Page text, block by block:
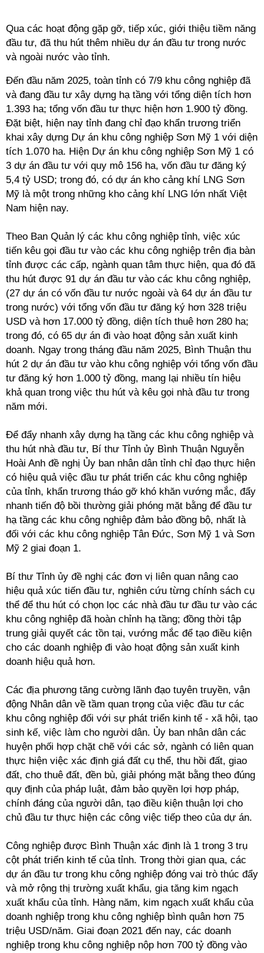
Qua các hoạt động gặp gỡ, tiếp xúc, giới thiệu tiềm năng
đầu tư, đã thu hút thêm nhiều dự án đầu tư trong nước
và ngoài nước vào tỉnh.
Đến đầu năm 2025, toàn tỉnh có 7/9 khu công nghiệp đã
và đang đầu tư xây dựng hạ tầng với tổng diện tích hơn
1.393 ha; tổng vốn đầu tư thực hiện hơn 1.900 tỷ đồng.
Đặt biệt, hiện nay tỉnh đang chỉ đạo khẩn trương triển
khai xây dựng Dự án khu công nghiệp Sơn Mỹ 1 với diện
tích 1.070 ha. Hiện Dự án khu công nghiệp Sơn Mỹ 1 có
3 dự án đầu tư với quy mô 156 ha, vốn đầu tư đăng ký
5,4 tỷ USD; trong đó, có dự án kho cảng khí LNG Sơn
Mỹ là một trong những kho cảng khí LNG lớn nhất Việt
Nam hiện nay.
Theo Ban Quản lý các khu công nghiệp tỉnh, việc xúc
tiến kêu gọi đầu tư vào các khu công nghiệp trên địa bàn
tỉnh được các cấp, ngành quan tâm thực hiện, qua đó đã
thu hút được 91 dự án đầu tư vào các khu công nghiệp,
(27 dự án có vốn đầu tư nước ngoài và 64 dự án đầu tư
trong nước) với tổng vốn đầu tư đăng ký hơn 328 triệu
USD và hơn 17.000 tỷ đồng, diện tích thuê hơn 280 ha;
trong đó, có 65 dự án đi vào hoạt động sản xuất kinh
doanh. Ngay trong tháng đầu năm 2025, Bình Thuận thu
hút 2 dự án đầu tư vào khu công nghiệp với tổng vốn đầu
tư đăng ký hơn 1.000 tỷ đồng, mang lại nhiều tín hiệu
khả quan trong việc thu hút và kêu gọi nhà đầu tư trong
năm mới.
Để đẩy nhanh xây dựng hạ tầng các khu công nghiệp và
thu hút nhà đầu tư, Bí thư Tỉnh ủy Bình Thuận Nguyễn
Hoài Anh đề nghị Ủy ban nhân dân tỉnh chỉ đạo thực hiện
có hiệu quả việc đầu tư phát triển các khu công nghiệp
của tỉnh, khẩn trương tháo gỡ khó khăn vướng mắc, đẩy
nhanh tiến độ bồi thường giải phóng mặt bằng để đầu tư
hạ tầng các khu công nghiệp đảm bảo đồng bộ, nhất là
đối với các khu công nghiệp Tân Đức, Sơn Mỹ 1 và Sơn
Mỹ 2 giai đoạn 1.
Bí thư Tỉnh ủy đề nghị các đơn vị liên quan nâng cao
hiệu quả xúc tiến đầu tư, nghiên cứu từng chính sách cụ
thể để thu hút có chọn lọc các nhà đầu tư đầu tư vào các
khu công nghiệp đã hoàn chỉnh hạ tầng; đồng thời tập
trung giải quyết các tồn tại, vướng mắc để tạo điều kiện
cho các doanh nghiệp đi vào hoạt động sản xuất kinh
doanh hiệu quả hơn.
Các địa phương tăng cường lãnh đạo tuyên truyền, vận
động Nhân dân về tầm quan trọng của việc đầu tư các
khu công nghiệp đối với sự phát triển kinh tế - xã hội, tạo
sinh kế, việc làm cho người dân. Ủy ban nhân dân các
huyện phối hợp chặt chẽ với các sở, ngành có liên quan
thực hiện việc xác định giá đất cụ thể, thu hồi đất, giao
đất, cho thuê đất, đền bù, giải phóng mặt bằng theo đúng
quy định của pháp luật, đảm bảo quyền lợi hợp pháp,
chính đáng của người dân, tạo điều kiện thuận lợi cho
chủ đầu tư thực hiện các công việc tiếp theo của dự án.
Công nghiệp được Bình Thuận xác định là 1 trong 3 trụ
cột phát triển kinh tế của tỉnh. Trong thời gian qua, các
dự án đầu tư trong khu công nghiệp đóng vai trò thúc đẩy
và mở rộng thị trường xuất khẩu, gia tăng kim ngạch
xuất khẩu của tỉnh. Hàng năm, kim ngạch xuất khẩu của
doanh nghiệp trong khu công nghiệp bình quân hơn 75
triệu USD/năm. Giai đoạn 2021 đến nay, các doanh
nghiệp trong khu công nghiệp nộp hơn 700 tỷ đồng vào